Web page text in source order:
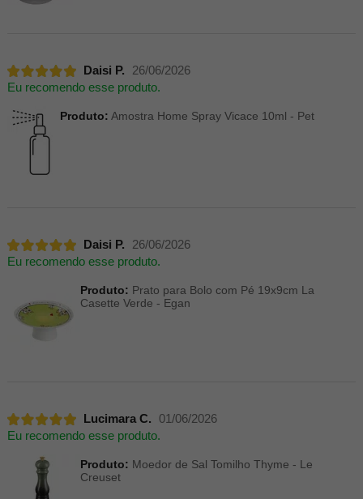
Daisi P.
26/06/2026
Eu recomendo esse produto.
Produto: Amostra Home Spray Vicace 10ml - Pet
Daisi P.
26/06/2026
Eu recomendo esse produto.
Produto: Prato para Bolo com Pé 19x9cm La
Casette Verde - Egan
Lucimara C.
01/06/2026
Eu recomendo esse produto.
Produto: Moedor de Sal Tomilho Thyme - Le
Creuset